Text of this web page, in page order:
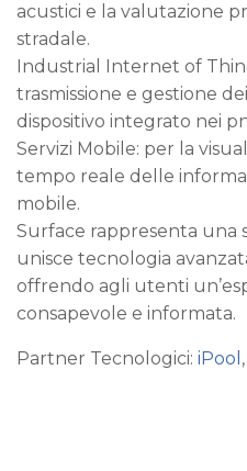
acustici e la valutazione
stradale.
Industrial Internet of
trasmissione e gestione
dispositivo integrato nei
Servizi Mobile: per la
tempo reale delle
mobile.
Surface rappresenta una
unisce tecnologia
offrendo agli utenti
consapevole e informata.
Partner Tecnologici: iPool ,